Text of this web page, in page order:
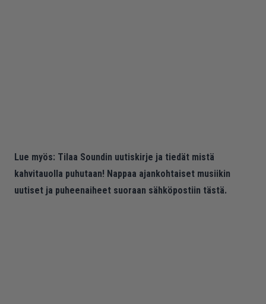
Lue myös: Tilaa Soundin uutiskirje ja tiedät mistä
kahvitauolla puhutaan! Nappaa ajankohtaiset musiikin
uutiset ja puheenaiheet suoraan sähköpostiin tästä.